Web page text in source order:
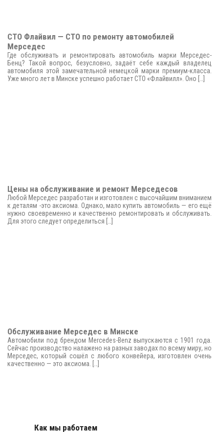
СТО Флайвил — СТО по ремонту автомобилей
Мерседес
Где обслуживать и ремонтировать автомобиль марки Мерседес-
Бенц? Такой вопрос, безусловно, задаёт себе каждый владелец
автомобиля этой замечательной немецкой марки премиум-класса.
Уже много лет в Минске успешно работает СТО «Флайвилл». Оно […]
Цены на обслуживание и ремонт Мерседесов
Любой Мерседес разработан и изготовлен с высочайшим вниманием
к деталям -это аксиома. Однако, мало купить автомобиль — его ещё
нужно своевременно и качественно ремонтировать и обслуживать.
Для этого следует определиться […]
Обслуживание Мерседес в Минске
Автомобили под брендом Mercedes-Benz выпускаются с 1901 года.
Сейчас производство налажено на разных заводах по всему миру, но
Мерседес, который сошёл с любого конвейера, изготовлен очень
качественно — это аксиома. […]
Как мы работаем